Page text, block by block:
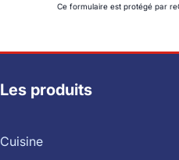
Ce formulaire est protégé par
Les produits
Cuisine